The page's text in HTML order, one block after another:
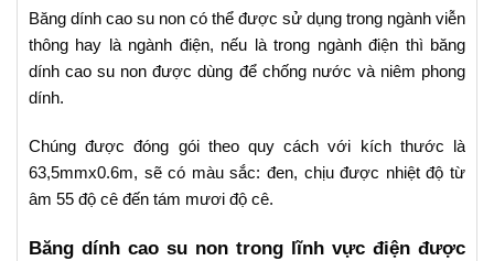
Băng dính cao su non có thể được sử dụng trong ngành viễn
thông hay là ngành điện, nếu là trong ngành điện thì băng
dính cao su non được dùng để chống nước và niêm phong
dính.
Chúng được đóng gói theo quy cách với kích thước là
63,5mmx0.6m, sẽ có màu sắc: đen, chịu được nhiệt độ từ
âm 55 độ cê đến tám mươi độ cê.
Băng dính cao su non trong lĩnh vực điện được